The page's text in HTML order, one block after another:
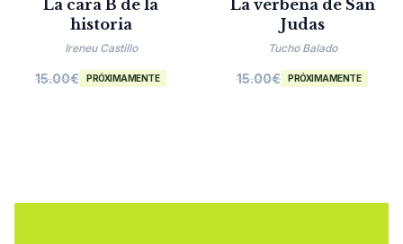
La cara B de la
historia
Ireneu Castillo
15.00€ PRÓXIMAMENTE
La verbena de San
Judas
Tucho Balado
15.00€ PRÓXIMAMENTE